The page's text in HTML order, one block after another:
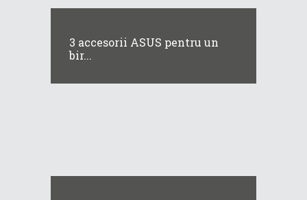
3 accesorii ASUS pentru un
bir...